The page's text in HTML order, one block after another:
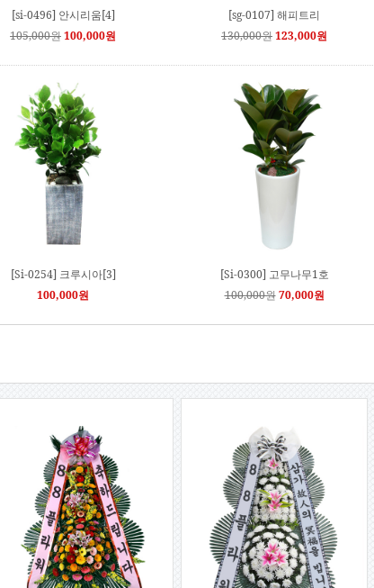
[si-0496] 안시리움[4]
105,000원100,000원
[sg-0107] 해피트리
130,000원123,000원
[Si-0254] 크루시아[3]
100,000원
[Si-0300] 고무나무1호
100,000원 70,000원